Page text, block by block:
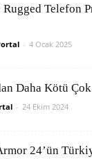
Rugged Telefon
- 4 Ocak 2025
Daha Kötü
- 24 Ekim 2024
24’ün